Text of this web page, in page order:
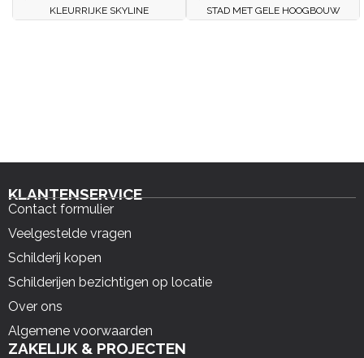
KLEURRIJKE SKYLINE STAD MET GELE HOOGBOUW
KLANTENSERVICE
Contact formulier
Veelgestelde vragen
Schilderij kopen
Schilderijen bezichtigen op locatie
Over ons
Algemene voorwaarden
ZAKELIJK & PROJECTEN